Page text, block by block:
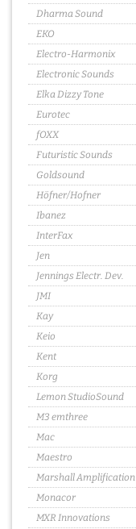
Dharma Sound
EKO
Electro-Harmonix
Electronic Sounds
Elka Dizzy Tone
Eurotec
fOXX
Futuristic Sounds
Goldsound
Höfner/Hofner
Ibanez
InterFax
Jen
Jennings Electr. Dev.
JMI
Kay
Keio
Kent
Korg
Lemon StudioSound
M3 emthree
Mac
Maestro
Marshall Amplification
Monacor
MXR Innovations